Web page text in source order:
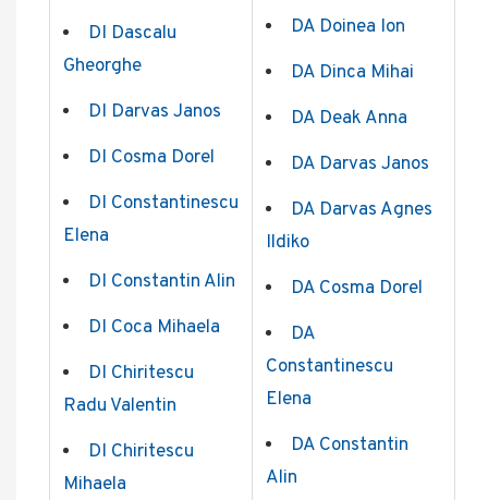
DI Dascalu
Gheorghe
DI Darvas Janos
DI Cosma Dorel
DI Constantinescu
Elena
DI Constantin Alin
DI Coca Mihaela
DI Chiritescu
Radu Valentin
DI Chiritescu
Mihaela
DA Doinea Ion
DA Dinca Mihai
DA Deak Anna
DA Darvas Janos
DA Darvas Agnes
Ildiko
DA Cosma Dorel
DA
Constantinescu
Elena
DA Constantin
Alin